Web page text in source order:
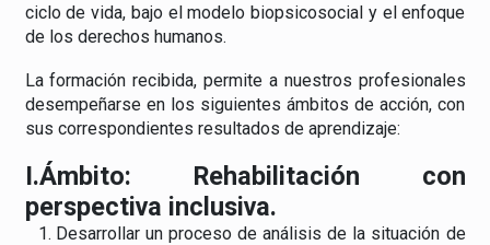
ciclo de vida, bajo el modelo biopsicosocial y el enfoque
de los derechos humanos.
La formación recibida, permite a nuestros profesionales
desempeñarse en los siguientes ámbitos de acción, con
sus correspondientes resultados de aprendizaje:
I.Ámbito: Rehabilitación con
perspectiva inclusiva.
Desarrollar un proceso de análisis de la situación de